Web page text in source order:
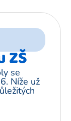
ZŠ
se
Níže už